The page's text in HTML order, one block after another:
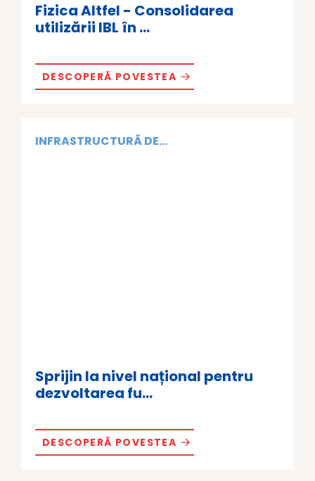
Fizica Altfel - Consolidarea
utilizării IBL în ...
DESCOPERĂ POVESTEA
INFRASTRUCTURĂ DE...
Sprijin la nivel național pentru
dezvoltarea fu...
DESCOPERĂ POVESTEA